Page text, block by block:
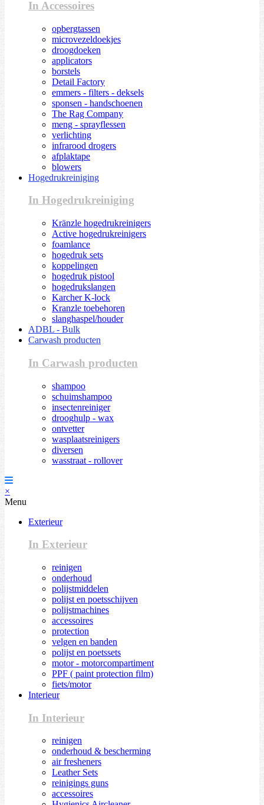
In Accessoires
opbergtassen
microvezeldoekjes
droogdoeken
applicators
borstels
Detail Factory
emmers - filters - deksels
sponsen - handschoenen
The Rag Company
meng - sprayflessen
verlichting
infrarood drogers
afplaktape
blowers
Hogedrukreiniging
In Hogedrukreiniging
Kränzle hogedrukreinigers
Active hogedrukreinigers
foamlance
hogedruk sets
koppelingen
hogedruk pistool
hogedrukslangen
Karcher K-lock
Kranzle toebehoren
slanghaspel/houder
ADBL - Bulk
Carwash producten
In Carwash producten
shampoo
schuimshampoo
insectenreiniger
drooghulp - wax
ontvetter
wasplaatsreinigers
diversen
wasstraat - rollover
×
Menu
Exterieur
In Exterieur
reinigen
onderhoud
polijstmiddelen
polijst en poetsschijven
polijstmachines
accessoires
protection
velgen en banden
polijst en poetssets
motor - motorcompartiment
PPF ( paint protection film)
fiets/motor
Interieur
In Interieur
reinigen
onderhoud & bescherming
air fresheners
Leather Sets
reinigings guns
accessoires